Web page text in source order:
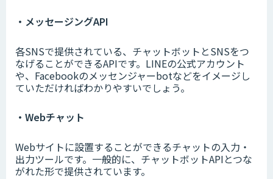
・メッセージングAPI
各SNSで提供されている、チャットボットとSNSをつ
なげることができるAPIです。LINEの公式アカウント
や、Facebookのメッセンジャーbotなどをイメージし
ていただければわかりやすいでしょう。
・Webチャット
Webサイトに設置することができるチャットの入力・
出力ツールです。一般的に、チャットボットAPIとつな
がれた形で提供されています。